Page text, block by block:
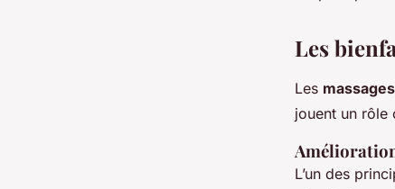
Les
Les
jouent un rôle
L’un des